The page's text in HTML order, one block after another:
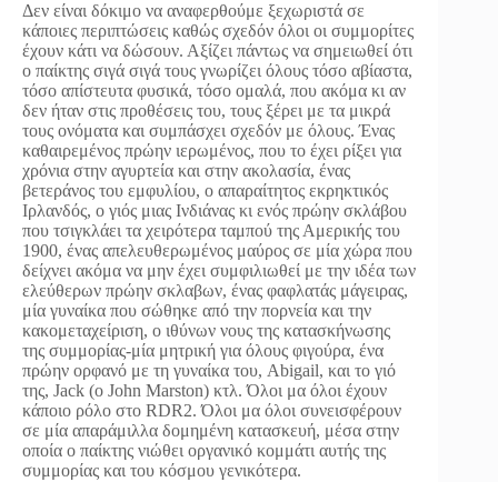
Δεν είναι δόκιμο να αναφερθούμε ξεχωριστά σε
κάποιες περιπτώσεις καθώς σχεδόν όλοι οι συμμορίτες
έχουν κάτι να δώσουν. Αξίζει πάντως να σημειωθεί ότι
ο παίκτης σιγά σιγά τους γνωρίζει όλους τόσο αβίαστα,
τόσο απίστευτα φυσικά, τόσο ομαλά, που ακόμα κι αν
δεν ήταν στις προθέσεις του, τους ξέρει με τα μικρά
τους ονόματα και συμπάσχει σχεδόν με όλους. Ένας
καθαιρεμένος πρώην ιερωμένος, που το έχει ρίξει για
χρόνια στην αγυρτεία και στην ακολασία, ένας
βετεράνος του εμφυλίου, ο απαραίτητος εκρηκτικός
Ιρλανδός, ο γιός μιας Ινδιάνας κι ενός πρώην σκλάβου
που τσιγκλάει τα χειρότερα ταμπού της Αμερικής του
1900, ένας απελευθερωμένος μαύρος σε μία χώρα που
δείχνει ακόμα να μην έχει συμφιλιωθεί με την ιδέα των
ελεύθερων πρώην σκλαβων, ένας φαφλατάς μάγειρας,
μία γυναίκα που σώθηκε από την πορνεία και την
κακομεταχείριση, ο ιθύνων νους της κατασκήνωσης
της συμμορίας-μία μητρική για όλους φιγούρα, ένα
πρώην ορφανό με τη γυναίκα του, Abigail, και το γιό
της, Jack (ο John Marston) κτλ. Όλοι μα όλοι έχουν
κάποιο ρόλο στο RDR2. Όλοι μα όλοι συνεισφέρουν
σε μία απαράμιλλα δομημένη κατασκευή, μέσα στην
οποία ο παίκτης νιώθει οργανικό κομμάτι αυτής της
συμμορίας και του κόσμου γενικότερα.